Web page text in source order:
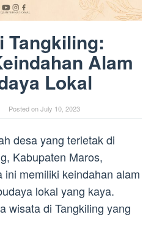
Tangkiling:
Alam
Lokal
Posted onJuly 10, 2023
desa yang terletak di
Kabupaten Maros,
ini memiliki keindahan alam
lokal yang kaya.
wisata di Tangkiling yang